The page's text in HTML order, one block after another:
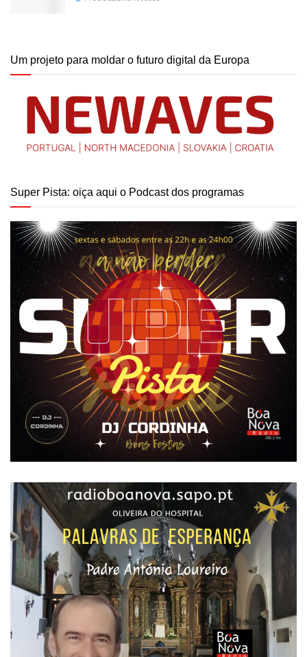
Um projeto para moldar o futuro digital da Europa
Super Pista: oiça aqui o Podcast dos programas